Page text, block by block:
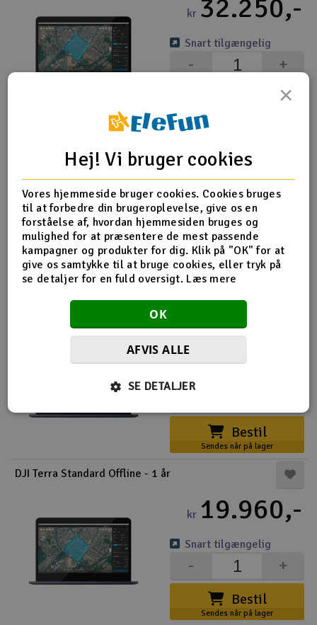
kr 32.250,-
Sendes når på lager
+
-
Snart tilgængelig
kr96.420,-
Bestil
Sendes når på lager
-
Snart tilgængelig
DJI Terra Standard + Modificer Flagskib Permanent
kr
Bestil
Sendes når på lager
DJI Terra Standard Offline - 1 år
kr 19.960,-
Bestil
Sendes når på lager
+
-
Snart tilgængelig
×
Hej! Vi bruger cookies
Vores hjemmeside bruger cookies. Cookies bruges
til at forbedre din brugeroplevelse, give os en
forståelse af, hvordan hjemmesiden bruges og
mulighed for at præsentere de mest passende
kampagner og produkter for dig. Klik på "OK" for at
give os samtykke til at bruge cookies, eller tryk på
se detaljer for en fuld oversigt. Læs mere
OK
AFVIS ALLE
SE DETALJER